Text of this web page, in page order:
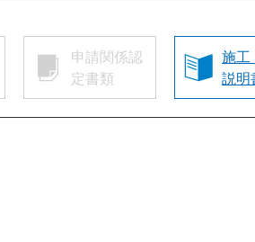
申請関係認
定書類
施工
説明